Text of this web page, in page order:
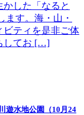
した「なると
ます。海・山・
ビティを是非ご体
してお […]
遊水地公園（10月24